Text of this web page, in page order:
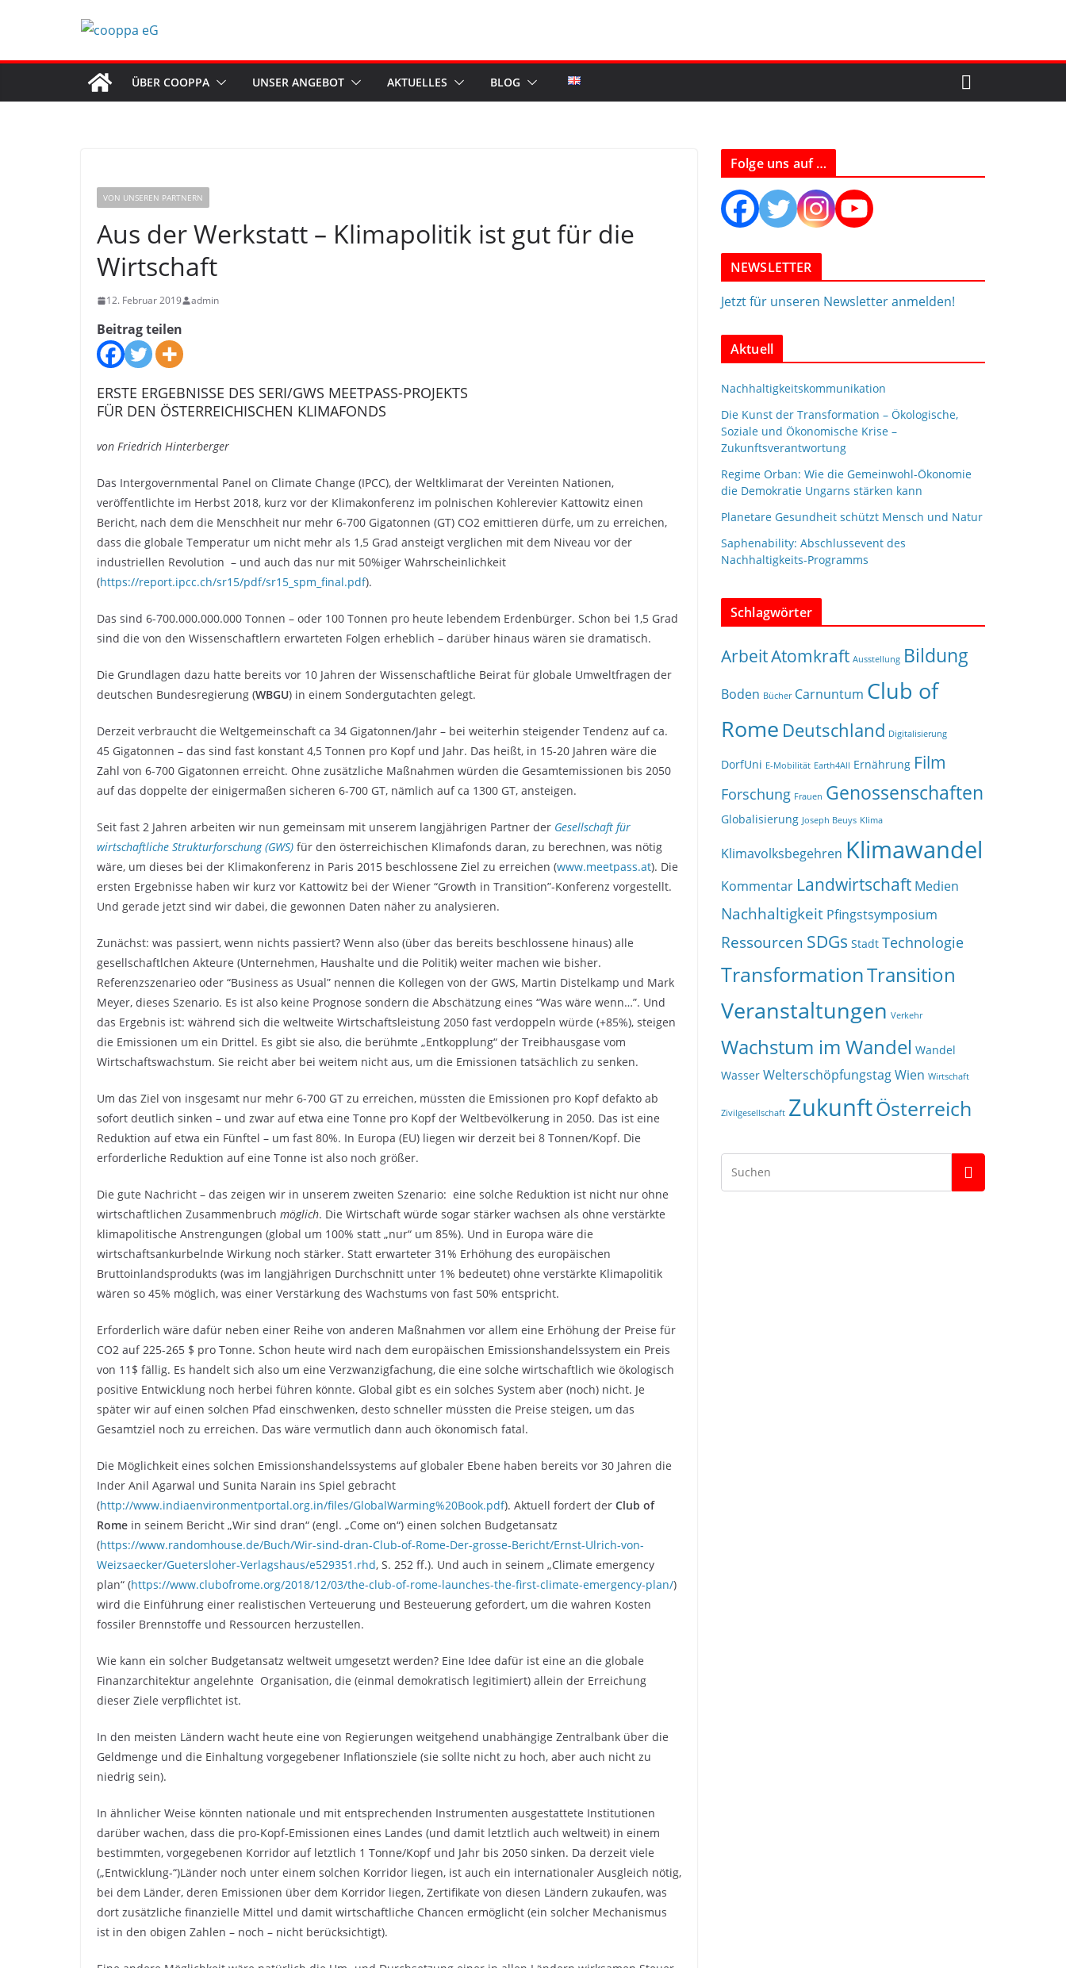
ÜBER COOPPA UNSER ANGEBOT AKTUELLES BLOG
VON UNSEREN PARTNERN
Aus der Werkstatt – Klimapolitik ist gut für die
Wirtschaft
12. Februar 2019 admin
Beitrag teilen
ERSTE ERGEBNISSE DES SERI/GWS MEETPASS-PROJEKTS
FÜR DEN ÖSTERREICHISCHEN KLIMAFONDS
von Friedrich Hinterberger
Das Intergovernmental Panel on Climate Change (IPCC), der Weltklimarat der Vereinten Nationen,
veröffentlichte im Herbst 2018, kurz vor der Klimakonferenz im polnischen Kohlerevier Kattowitz einen
Bericht, nach dem die Menschheit nur mehr 6-700 Gigatonnen (GT) CO2 emittieren dürfe, um zu erreichen,
dass die globale Temperatur um nicht mehr als 1,5 Grad ansteigt verglichen mit dem Niveau vor der
industriellen Revolution – und auch das nur mit 50%iger Wahrscheinlichkeit
(https://report.ipcc.ch/sr15/pdf/sr15_spm_final.pdf).
Das sind 6-700.000.000.000 Tonnen – oder 100 Tonnen pro heute lebendem Erdenbürger. Schon bei 1,5 Grad
sind die von den Wissenschaftlern erwarteten Folgen erheblich – darüber hinaus wären sie dramatisch.
Die Grundlagen dazu hatte bereits vor 10 Jahren der Wissenschaftliche Beirat für globale Umweltfragen der
deutschen Bundesregierung (WBGU) in einem Sondergutachten gelegt.
Derzeit verbraucht die Weltgemeinschaft ca 34 Gigatonnen/Jahr – bei weiterhin steigender Tendenz auf ca.
45 Gigatonnen – das sind fast konstant 4,5 Tonnen pro Kopf und Jahr. Das heißt, in 15-20 Jahren wäre die
Zahl von 6-700 Gigatonnen erreicht. Ohne zusätzliche Maßnahmen würden die Gesamtemissionen bis 2050
auf das doppelte der einigermaßen sicheren 6-700 GT, nämlich auf ca 1300 GT, ansteigen.
Seit fast 2 Jahren arbeiten wir nun gemeinsam mit unserem langjährigen Partner der Gesellschaft für
wirtschaftliche Strukturforschung (GWS) für den österreichischen Klimafonds daran, zu berechnen, was nötig
wäre, um dieses bei der Klimakonferenz in Paris 2015 beschlossene Ziel zu erreichen (www.meetpass.at). Die
ersten Ergebnisse haben wir kurz vor Kattowitz bei der Wiener “Growth in Transition”-Konferenz vorgestellt.
Und gerade jetzt sind wir dabei, die gewonnen Daten näher zu analysieren.
Zunächst: was passiert, wenn nichts passiert? Wenn also (über das bereits beschlossene hinaus) alle
gesellschaftlchen Akteure (Unternehmen, Haushalte und die Politik) weiter machen wie bisher.
Referenzszenarieo oder “Business as Usual” nennen die Kollegen von der GWS, Martin Distelkamp und Mark
Meyer, dieses Szenario. Es ist also keine Prognose sondern die Abschätzung eines “Was wäre wenn…”. Und
das Ergebnis ist: während sich die weltweite Wirtschaftsleistung 2050 fast verdoppeln würde (+85%), steigen
die Emissionen um ein Drittel. Es gibt sie also, die berühmte „Entkopplung“ der Treibhausgase vom
Wirtschaftswachstum. Sie reicht aber bei weitem nicht aus, um die Emissionen tatsächlich zu senken.
Um das Ziel von insgesamt nur mehr 6-700 GT zu erreichen, müssten die Emissionen pro Kopf defakto ab
sofort deutlich sinken – und zwar auf etwa eine Tonne pro Kopf der Weltbevölkerung in 2050. Das ist eine
Reduktion auf etwa ein Fünftel – um fast 80%. In Europa (EU) liegen wir derzeit bei 8 Tonnen/Kopf. Die
erforderliche Reduktion auf eine Tonne ist also noch größer.
Die gute Nachricht – das zeigen wir in unserem zweiten Szenario: eine solche Reduktion ist nicht nur ohne
wirtschaftlichen Zusammenbruch möglich. Die Wirtschaft würde sogar stärker wachsen als ohne verstärkte
klimapolitische Anstrengungen (global um 100% statt „nur“ um 85%). Und in Europa wäre die
wirtschaftsankurbelnde Wirkung noch stärker. Statt erwarteter 31% Erhöhung des europäischen
Bruttoinlandsprodukts (was im langjährigen Durchschnitt unter 1% bedeutet) ohne verstärkte Klimapolitik
wären so 45% möglich, was einer Verstärkung des Wachstums von fast 50% entspricht.
Erforderlich wäre dafür neben einer Reihe von anderen Maßnahmen vor allem eine Erhöhung der Preise für
CO2 auf 225-265 $ pro Tonne. Schon heute wird nach dem europäischen Emissionshandelssystem ein Preis
von 11$ fällig. Es handelt sich also um eine Verzwanzigfachung, die eine solche wirtschaftlich wie ökologisch
positive Entwicklung noch herbei führen könnte. Global gibt es ein solches System aber (noch) nicht. Je
später wir auf einen solchen Pfad einschwenken, desto schneller müssten die Preise steigen, um das
Gesamtziel noch zu erreichen. Das wäre vermutlich dann auch ökonomisch fatal.
Die Möglichkeit eines solchen Emissionshandelssystems auf globaler Ebene haben bereits vor 30 Jahren die
Inder Anil Agarwal und Sunita Narain ins Spiel gebracht
(http://www.indiaenvironmentportal.org.in/files/GlobalWarming%20Book.pdf). Aktuell fordert der Club of
Rome in seinem Bericht „Wir sind dran“ (engl. „Come on“) einen solchen Budgetansatz
(https://www.randomhouse.de/Buch/Wir-sind-dran-Club-of-Rome-Der-grosse-Bericht/Ernst-Ulrich-von-
Weizsaecker/Guetersloher-Verlagshaus/e529351.rhd, S. 252 ff.). Und auch in seinem „Climate emergency
plan“ (https://www.clubofrome.org/2018/12/03/the-club-of-rome-launches-the-first-climate-emergency-plan/)
wird die Einführung einer realistischen Verteuerung und Besteuerung gefordert, um die wahren Kosten
fossiler Brennstoffe und Ressourcen herzustellen.
Wie kann ein solcher Budgetansatz weltweit umgesetzt werden? Eine Idee dafür ist eine an die globale
Finanzarchitektur angelehnte Organisation, die (einmal demokratisch legitimiert) allein der Erreichung
dieser Ziele verpflichtet ist.
In den meisten Ländern wacht heute eine von Regierungen weitgehend unabhängige Zentralbank über die
Geldmenge und die Einhaltung vorgegebener Inflationsziele (sie sollte nicht zu hoch, aber auch nicht zu
niedrig sein).
In ähnlicher Weise könnten nationale und mit entsprechenden Instrumenten ausgestattete Institutionen
darüber wachen, dass die pro-Kopf-Emissionen eines Landes (und damit letztlich auch weltweit) in einem
bestimmten, vorgegebenen Korridor auf letztlich 1 Tonne/Kopf und Jahr bis 2050 sinken. Da derzeit viele
(„Entwicklung-“)Länder noch unter einem solchen Korridor liegen, ist auch ein internationaler Ausgleich nötig,
bei dem Länder, deren Emissionen über dem Korridor liegen, Zertifikate von diesen Ländern zukaufen, was
dort zusätzliche finanzielle Mittel und damit wirtschaftliche Chancen ermöglicht (ein solcher Mechanismus
ist in den obigen Zahlen – noch – nicht berücksichtigt).
Folge uns auf …
NEWSLETTER
Jetzt für unseren Newsletter anmelden!
Aktuell
Nachhaltigkeitskommunikation
Die Kunst der Transformation – Ökologische,
Soziale und Ökonomische Krise –
Zukunftsverantwortung
Regime Orban: Wie die Gemeinwohl-Ökonomie
die Demokratie Ungarns stärken kann
Planetare Gesundheit schützt Mensch und Natur
Saphenability: Abschlussevent des
Nachhaltigkeits-Programms
Schlagwörter
ArbeitAtomkraft Ausstellung Bildung
Boden Bücher Carnuntum Club of
Rome Deutschland Digitalisierung
DorfUni E-Mobilität Earth4All Ernährung Film
Forschung Frauen Genossenschaften
Globalisierung Joseph Beuys Klima
Klimavolksbegehren Klimawandel
Kommentar Landwirtschaft Medien
Nachhaltigkeit Pfingstsymposium
Ressourcen SDGs Stadt Technologie
TransformationTransition
Veranstaltungen Verkehr
Wachstum im Wandel Wandel
Wasser WelterschöpfungstagWien Wirtschaft
Zivilgesellschaft ZukunftÖsterreich